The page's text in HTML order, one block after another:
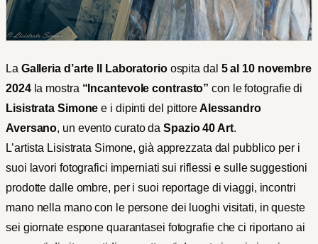
La Galleria d’arte Il Laboratorio ospita dal 5 al 10 novembre
2024la mostra “Incantevole contrasto” con le fotografie di
Lisistrata Simonee i dipinti del pittoreAlessandro
Aversano, un evento curato daSpazio 40 Art.
L’artista Lisistrata Simone, già apprezzata dal pubblico per i
suoi lavori fotografici imperniati sui riflessi e sulle suggestioni
prodotte dalle ombre, per i suoi reportage di viaggi, incontri
mano nella mano con le persone dei luoghi visitati, in queste
sei giornate espone quarantasei fotografie che ci riportano ai